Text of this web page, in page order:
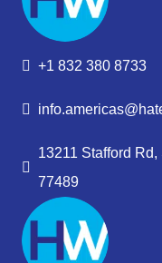
+1 832 380 8733
13211 Stafford
77489